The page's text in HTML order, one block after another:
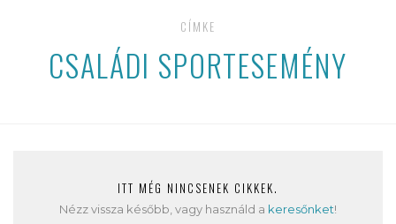
CÍMKE
CSALÁDI SPORTESEMÉNY
ITT MÉG NINCSENEK CIKKEK.
Nézz vissza később, vagy használd a keresőnket!